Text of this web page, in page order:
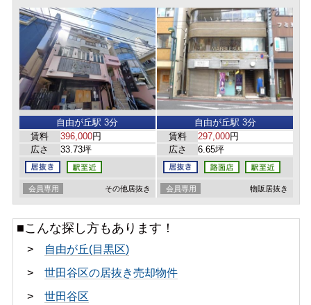
自由が丘駅 3分
賃料
396,000円
広さ
33.73坪
会員専用 その他居抜き
自由が丘駅 3分
賃料
297,000円
広さ
6.65坪
会員専用 物販居抜き
■こんな探し方もあります！
>
自由が丘(目黒区)
> 世田谷区の居抜き売却物件
> 世田谷区